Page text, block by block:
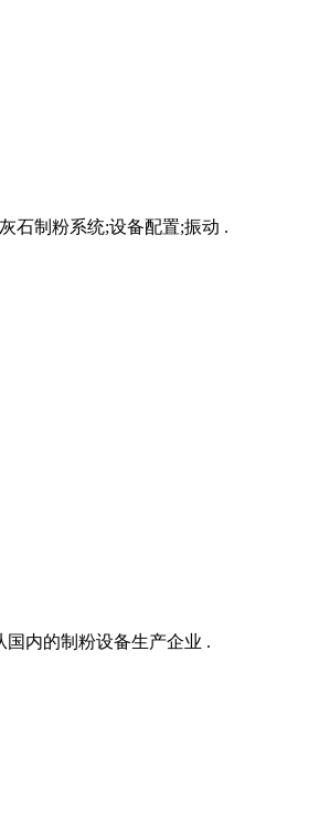
石制粉系统;设备配置;振动 .
内的制粉设备生产企业 .